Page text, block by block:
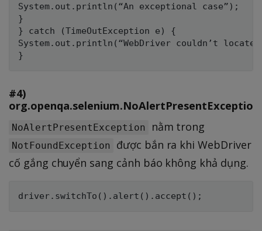
System.out.println(“An exceptional case”);
}
} catch (TimeOutException e) {
System.out.println(“WebDriver couldn’t locate
#4)
org.openqa.selenium.NoAlertPresentException
NoAlertPresentException nằm trong
NotFoundException
được bắn ra khi WebDriver
cố gắng chuyển sang cảnh báo không khả dụng.